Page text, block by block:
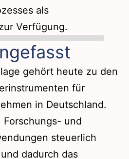
als
Verfügung.
gehört heute zu den
für
in Deutschland.
und
steuerlich
dadurch das